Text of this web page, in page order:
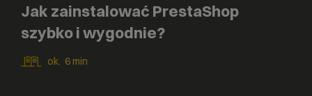
Jak zainstalować PrestaShop
szybko i wygodnie?
ok. 6 min